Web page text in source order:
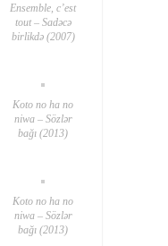
Ensemble, c’est
tout – Sadəcə
birlikdə (2007)
Koto no ha no
niwa – Sözlər
bağı (2013)
Koto no ha no
niwa – Sözlər
bağı (2013)